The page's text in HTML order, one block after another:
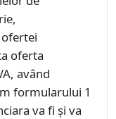
oferta
având
formularului 1
va fi și va